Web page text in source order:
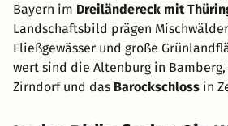
Bayern im Dreiländereck mit
Landschaftsbild prägen
Fließgewässer und große
wert sind die Altenburg in
Zirndorf und das Barockschloss in